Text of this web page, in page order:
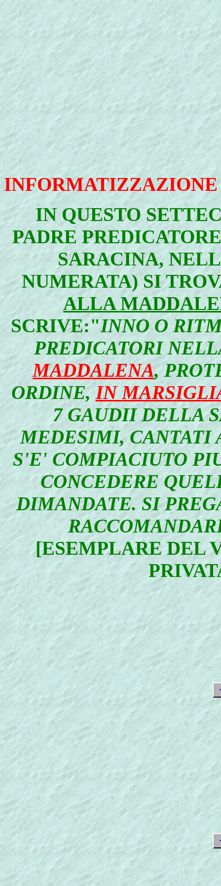
INFORMATIZZAZIONE
IN QUESTO
PADRE
SARACINA,
NUMERATA) SI
ALLA
SCRIVE:"INNO O
PREDICATORI
MADDALENA,
ORDINE,IN
7 GAUDII DELLA
MEDESIMI, CANTATI
S'E' COMPIACIUTO
CONCEDERE
DIMANDATE. SI
[ESEMPLARE DEL